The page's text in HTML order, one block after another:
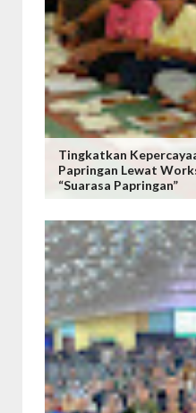
Tingkatkan
Papringan Lewat
“Suarasa Papringan”